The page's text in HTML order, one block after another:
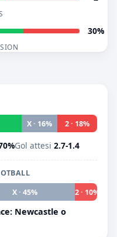
30%
X · 16% 2 · 18%
Gol attesi 2.7-1.4
X · 45% 2 · 10%
Newcastle o